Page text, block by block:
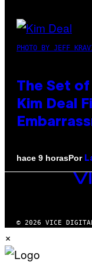
PHOTO BY JEFF
The Set
Kim Deal
hace 9 horasPor
VICE
MEDIA
© 2026 VICE
×